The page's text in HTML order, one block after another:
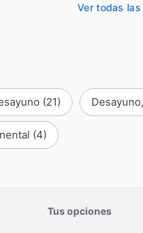
Ver todas
(21)
(4)
Tus opciones